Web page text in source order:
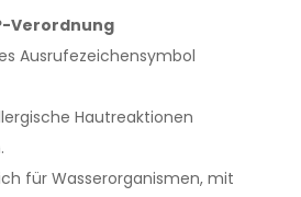
Verordnung
Ausrufezeichensymbol
Hautreaktionen
für Wasserorganismen, mit